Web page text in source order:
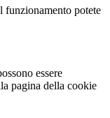
funzionamento potete
essere
pagina della cookie